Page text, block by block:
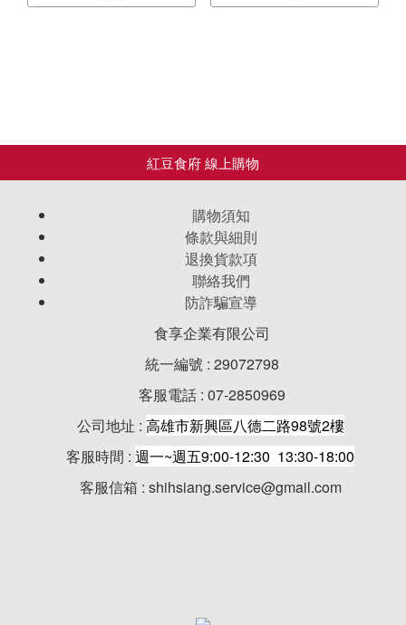
購物須知
條款與細則
退換貨款項
聯絡我們
防詐騙宣導
食享企業有限公司
統一編號 : 29072798
客服電話 : 07-2850969
公司地址 : 高雄市新興區八德二路98號2樓
客服時間 : 週一~週五9:00-12:30 13:30-18:00
客服信箱 : shihsiang.service@gmail.com